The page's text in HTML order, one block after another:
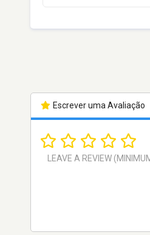
Escrever uma Avaliação